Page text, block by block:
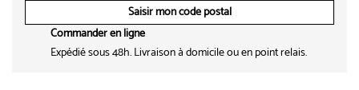
Saisir mon code postal
Commander en ligne
Expédié sous 48h. Livraison à domicile ou en point relais.